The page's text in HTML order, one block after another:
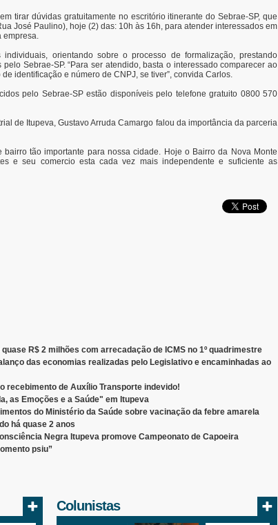
tirar dúvidas gratuitamente no escritório itinerante do Sebrae-SP, que
José Paulino), hoje (2) das: 10h às 16h, para atender interessados em
empresa.
orientando sobre o processo de formalização, prestando
Sebrae-SP. “Para ser atendido, basta o interessado comparecer ao
identificação e número de CNPJ, se tiver”, convida Carlos.
pelo Sebrae-SP estão disponíveis pelo telefone gratuito 0800 570
de Itupeva, Gustavo Arruda Camargo falou da importância da parceria
tão importante para nossa cidade. Hoje o Bairro da Nova Monte
e seu comercio esta cada vez mais independente e suficiente as
R$ 2 milhões com arrecadação de ICMS no 1º quadrimestre
das economias realizadas pelo Legislativo e encaminhadas ao
recebimento de Auxílio Transporte indevido!
as Emoções e a Saúde" em Itupeva
do Ministério da Saúde sobre vacinação da febre amarela
há quase 2 anos
Negra Itupeva promove Campeonato de Capoeira
psiu”
Colunistas